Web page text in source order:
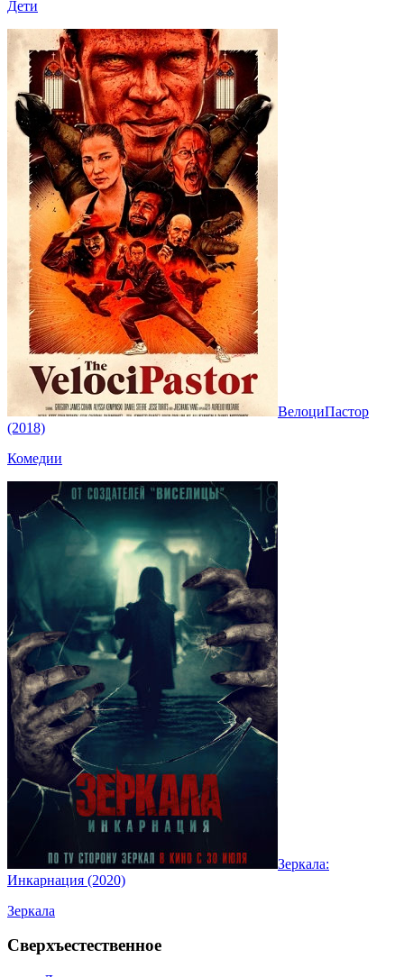
Дети
ВелоциПастор
(2018)
Комедии
Зеркала:
Инкарнация (2020)
Зеркала
Сверхъестественное